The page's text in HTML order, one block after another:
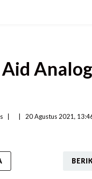
Analog
20 Agustus 2021,